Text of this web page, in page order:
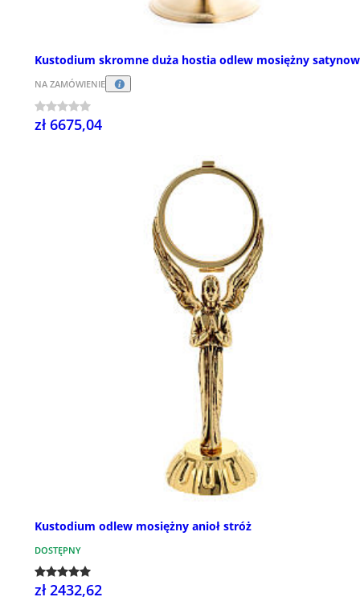
Kustodium skromne duża hostia odlew mosiężny
NA ZAMÓWIENIE
zł 6675,04
Kustodium odlew mosiężny anioł stróż
DOSTĘPNY
zł 2432,62